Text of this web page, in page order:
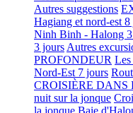
Autres suggestions
Hagiang et nord-est 8
Ninh Binh - Halong
3 jours Autres
PROFONDEUR Les
Nord-Est 7 jours
CROISIÈRE
nuit sur la jonque
la jonque Baie